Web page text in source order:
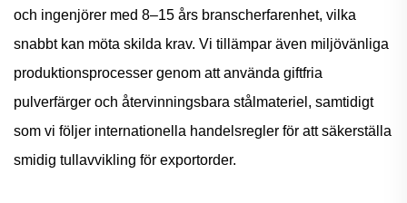
och ingenjörer med 8–15 års branscherfarenhet, vilka
snabbt kan möta skilda krav. Vi tillämpar även miljövänliga
produktionsprocesser genom att använda giftfria
pulverfärger och återvinningsbara stålmateriel, samtidigt
som vi följer internationella handelsregler för att säkerställa
smidig tullavvikling för exportorder.